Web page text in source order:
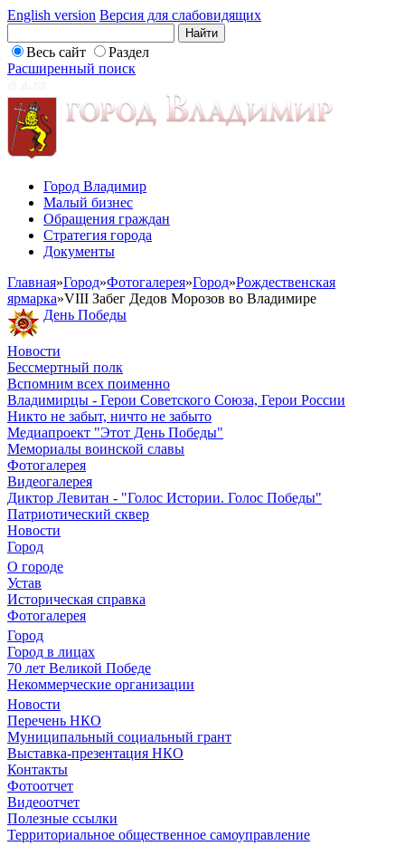
English version Версия для слабовидящих
Весь сайт
Раздел
Расширенный поиск
Город Владимир
Малый бизнес
Обращения граждан
Стратегия города
Документы
Главная»Город»Фотогалерея»Город»Рождественская
ярмарка»VIII Забег Дедов Морозов во Владимире
День Победы
Новости
Бессмертный полк
Вспомним всех поименно
Владимирцы - Герои Советского Союза, Герои России
Никто не забыт, ничто не забыто
Медиапроект "Этот День Победы"
Мемориалы воинской славы
Фотогалерея
Видеогалерея
Диктор Левитан - "Голос Истории. Голос Победы"
Патриотический сквер
Новости
Город
О городе
Устав
Историческая справка
Фотогалерея
Город
Город в лицах
70 лет Великой Победе
Некоммерческие организации
Новости
Перечень НКО
Муниципальный социальный грант
Выставка-презентация НКО
Контакты
Фотоотчет
Видеоотчет
Полезные ссылки
Территориальное общественное самоуправление